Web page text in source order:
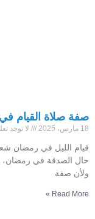
صفة صلاة القيام
18 مارس، 2025 لا توجد
قيام الليل في رمضان
حال الصدقة في رمضان،
ولأن صفة
Read More »